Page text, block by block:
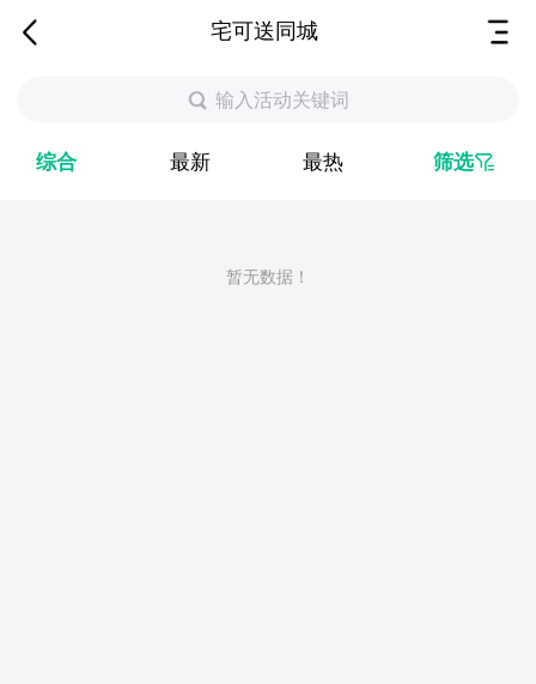
宅可送同城
输入活动关键词
综合 最新 最热 筛选
暂无数据！